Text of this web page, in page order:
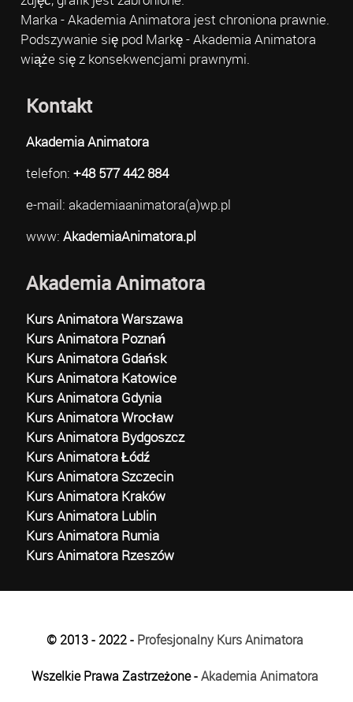
Marka - Akademia Animatora jest chroniona prawnie.
Podszywanie się pod Markę - Akademia Animatora
wiąże się z konsekwencjami prawnymi.
Kontakt
Akademia Animatora
telefon: +48 577 442 884
e-mail: akademiaanimatora(a)wp.pl
www: AkademiaAnimatora.pl
Akademia Animatora
Kurs Animatora Warszawa
Kurs Animatora Poznań
Kurs Animatora Gdańsk
Kurs Animatora Katowice
Kurs Animatora Gdynia
Kurs Animatora Wrocław
Kurs Animatora Bydgoszcz
Kurs Animatora Łódź
Kurs Animatora Szczecin
Kurs Animatora Kraków
Kurs Animatora Lublin
Kurs Animatora Rumia
Kurs Animatora Rzeszów
© 2013 - 2022 - Profesjonalny Kurs Animatora
Wszelkie Prawa Zastrzeżone -Akademia Animatora